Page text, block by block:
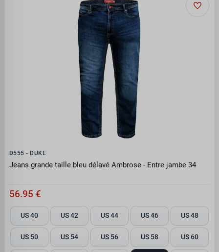
D555 - DUKE
Jeans grande taille bleu délavé Ambrose - Entre jambe 34
56.95 €
US 40 US 42 US 44 US 46 US 48
US 50 US 54 US 56 US 58 US 60